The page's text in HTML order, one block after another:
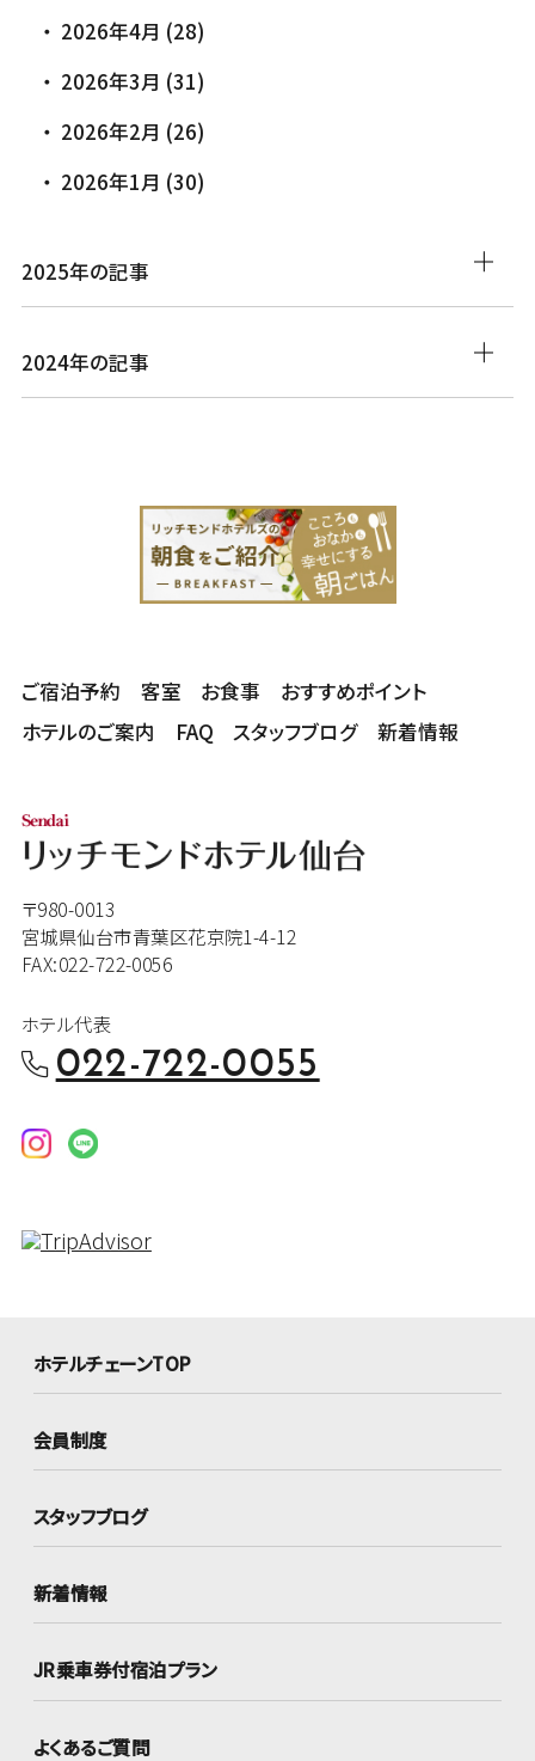
2026年4月 (28)
2026年3月 (31)
2026年2月 (26)
2026年1月 (30)
2025年の記事
2024年の記事
ご宿泊予約 客室 お食事
おすすめポイント
ホテルのご案内
FAQ スタッフブログ 新着情報
〒980-0013
宮城県仙台市青葉区花京院1-4-12
FAX:022-722-0056
ホテル代表
022-722-0055
ホテルチェーンTOP
会員制度
スタッフブログ
新着情報
JR乗車券付宿泊プラン
よくあるご質問